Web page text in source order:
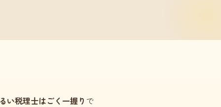
い税理士はごく一握り で